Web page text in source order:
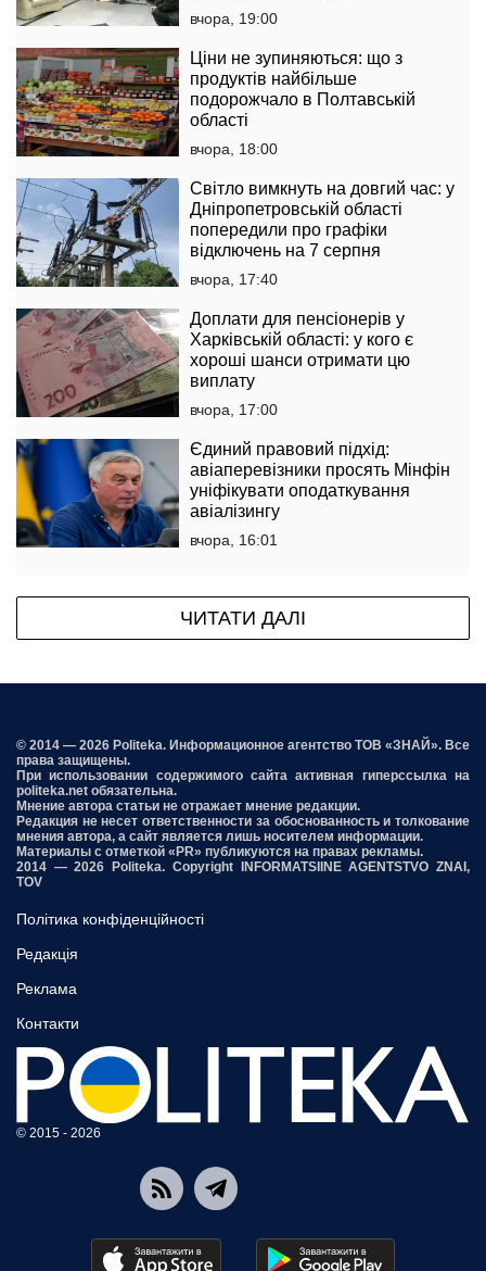
вчора, 19:00
Ціни не зупиняються: що з
продуктів найбільше
подорожчало в Полтавській
області
вчора, 18:00
Світло вимкнуть на довгий час: у
Дніпропетровській області
попередили про графіки
відключень на 7 серпня
вчора, 17:40
Доплати для пенсіонерів у
Харківській області: у кого є
хороші шанси отримати цю
виплату
вчора, 17:00
Єдиний правовий підхід:
авіаперевізники просять Мінфін
уніфікувати оподаткування
авіалізингу
вчора, 16:01
ЧИТАТИ ДАЛІ
© 2014 — 2026 Politeka. Информационное агентство ТОВ «ЗНАЙ». Все
права защищены.
При использовании содержимого сайта активная гиперссылка на
politeka.net обязательна.
Мнение автора статьи не отражает мнение редакции.
Редакция не несет ответственности за обоснованность и толкование
мнения автора, а сайт является лишь носителем информации.
Материалы с отметкой «PR» публикуются на правах рекламы.
2014 — 2026 Politeka. Copyright INFORMATSIINE AGENTSTVO ZNAI,
TOV
Політика конфіденційності
Редакція
Реклама
Контакти
© 2015 - 2026